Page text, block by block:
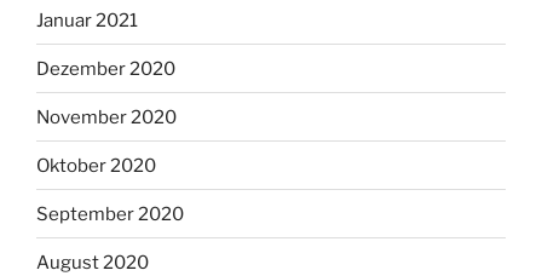
Januar 2021
Dezember 2020
November 2020
Oktober 2020
September 2020
August 2020